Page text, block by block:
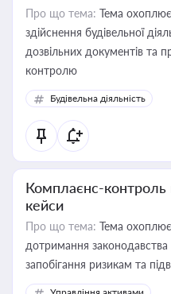
Про що тема: Тема
здійснення будівельної
дозвільних документів та
контролю
Будівельна діяльність
Комплаєнс-контроль
кейси
Про що тема: Тема
дотримання
запобігання ризикам та